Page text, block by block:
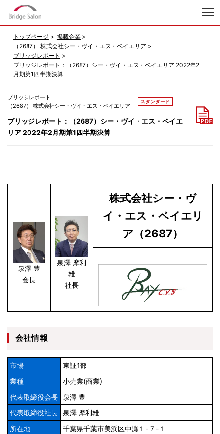
トップページ
掲載企業
（2687） 株式会社シー・ヴイ・エス・ベイエリア
ブリッジレポート
ブリッジレポート：（2687）シー・ヴイ・エス・ベイエリア 2022年2
月期第1四半期決算
ブリッジレポート
（2687） 株式会社シー・ヴイ・エス・ベイエリア
スタンダード
ブリッジレポート：（2687）シー・ヴイ・エス・ベイエ
リア 2022年2月期第1四半期決算
泉澤 豊
会長
泉澤 摩利
雄
社長
株式会社シー・ヴ
イ・エス・ベイエリ
ア（2687）
会社情報
市場
東証1部
業種
小売業(商業)
代表取締役会長
泉澤 豊
代表取締役社長
泉澤 摩利雄
所在地
千葉県千葉市美浜区中瀬１-７-１